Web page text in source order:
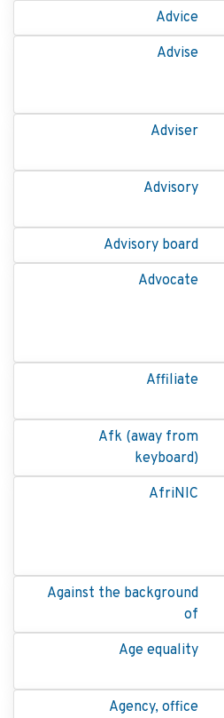
Advice
Advise
Adviser
Advisory
Advisory board
Advocate
Affiliate
Afk (away from
keyboard)
AfriNIC
Against the background
of
Age equality
Agency, office